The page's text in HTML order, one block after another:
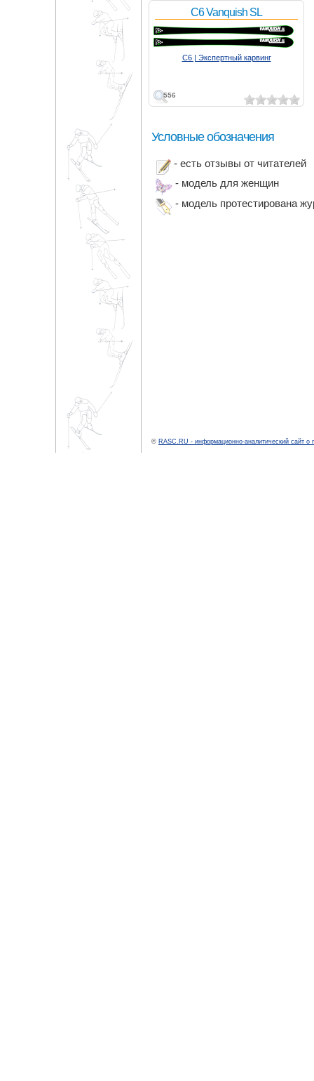
556
C6 Vanquish SL
C6 | Экспертный карвинг
Условные обозначения
- есть отзывы от читателей
- модель для женщин
- модель протестирована
© RASC.RU - информационно-аналитический сайт о